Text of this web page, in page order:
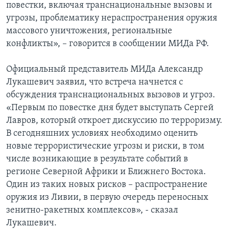
повестки, включая транснациональные вызовы и
угрозы, проблематику нераспространения оружия
массового уничтожения, региональные
конфликты», – говорится в сообщении МИДа РФ.
Официальный представитель МИДа Александр
Лукашевич заявил, что встреча начнется с
обсуждения транснациональных вызовов и угроз.
«Первым по повестке дня будет выступать Сергей
Лавров, который откроет дискуссию по терроризму.
В сегодняшних условиях необходимо оценить
новые террористические угрозы и риски, в том
числе возникающие в результате событий в
регионе Северной Африки и Ближнего Востока.
Один из таких новых рисков – распространение
оружия из Ливии, в первую очередь переносных
зенитно-ракетных комплексов», - сказал
Лукашевич.